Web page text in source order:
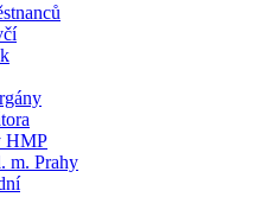
HMP
m. Prahy